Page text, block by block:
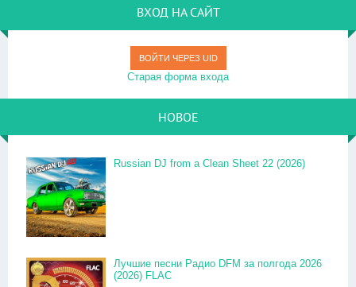
ВХОД НА САЙТ
ВОЙТИ ЧЕРЕЗ UID
Старая форма входа
НОВОЕ
Russian DJ from a Clean Sheet 22 (2026)
Лучшие песни Радио DFM за полгода 2026
(2026) FLAC